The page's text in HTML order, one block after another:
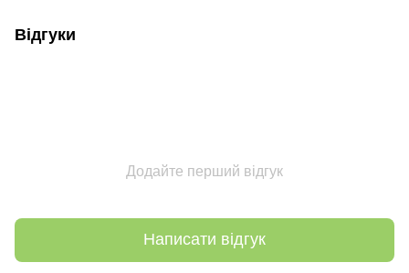
Відгуки
Додайте перший відгук
Написати відгук